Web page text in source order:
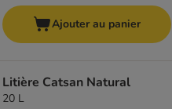
Ajouter au panier
Litière Catsan Natural
20 L